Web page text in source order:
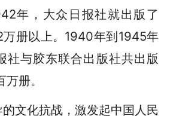
年，大众日报社就出版了
册以上。1940年到1945年
社与胶东联合出版社共出版
册。
文化抗战，激发起中国人民